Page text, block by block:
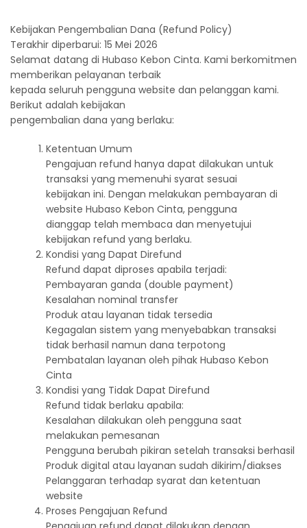
Kebijakan Pengembalian Dana (Refund Policy)
Terakhir diperbarui: 15 Mei 2026
Selamat datang di Hubaso Kebon Cinta. Kami berkomitmen
memberikan pelayanan terbaik
kepada seluruh pengguna website dan pelanggan kami.
Berikut adalah kebijakan
pengembalian dana yang berlaku:
Ketentuan Umum
Pengajuan refund hanya dapat dilakukan untuk
transaksi yang memenuhi syarat sesuai
kebijakan ini. Dengan melakukan pembayaran di
website Hubaso Kebon Cinta, pengguna
dianggap telah membaca dan menyetujui
kebijakan refund yang berlaku.
Kondisi yang Dapat Direfund
Refund dapat diproses apabila terjadi:
Pembayaran ganda (double payment)
Kesalahan nominal transfer
Produk atau layanan tidak tersedia
Kegagalan sistem yang menyebabkan transaksi
tidak berhasil namun dana terpotong
Pembatalan layanan oleh pihak Hubaso Kebon
Cinta
Kondisi yang Tidak Dapat Direfund
Refund tidak berlaku apabila:
Kesalahan dilakukan oleh pengguna saat
melakukan pemesanan
Pengguna berubah pikiran setelah transaksi berhasil
Produk digital atau layanan sudah dikirim/diakses
Pelanggaran terhadap syarat dan ketentuan
website
Proses Pengajuan Refund